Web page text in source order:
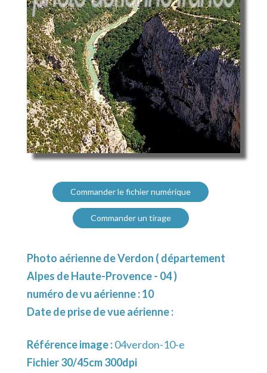
Commander le fichier numérique
Commander un tirage
Photo aérienne de Verdon ( département
Alpes de Haute-Provence - 04 )
numéro de vu aérienne : 10
Date de prise de vue aérienne :
Référence image :04verdon-10-e
Fichier 30/45cm 300dpi